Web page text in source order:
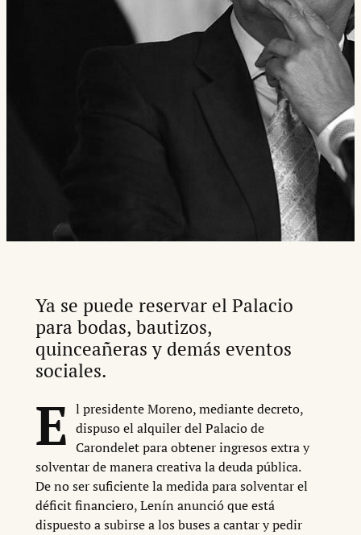
Ya se puede reservar el Palacio
para bodas, bautizos,
quinceañeras y demás eventos
sociales.
E l presidente Moreno, mediante decreto,
dispuso el alquiler del Palacio de
Carondelet para obtener ingresos extra y
solventar de manera creativa la deuda pública.
De no ser suficiente la medida para solventar el
déficit financiero, Lenín anunció que está
dispuesto a subirse a los buses a cantar y pedir